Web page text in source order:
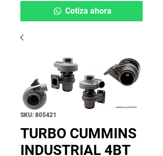
Cotiza ahora
SKU: 805421
TURBO CUMMINS
INDUSTRIAL 4BT